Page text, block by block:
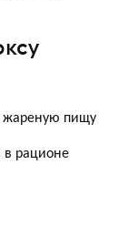
жареную пищу
в рационе